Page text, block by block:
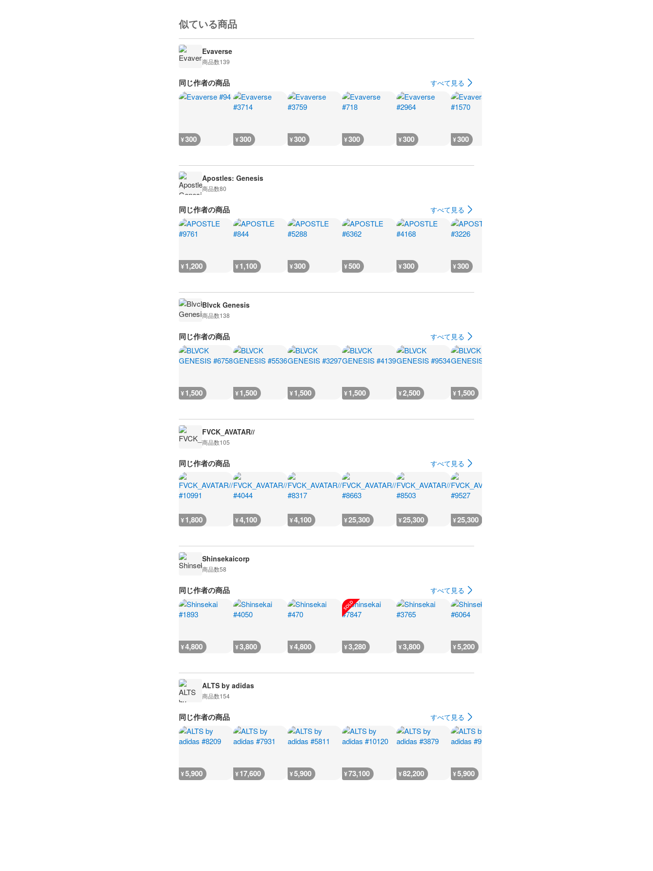
似ている商品
Evaverse
商品数139
同じ作者の商品 すべて見る
¥300 ¥300 ¥300 ¥300 ¥300 ¥300
Apostles: Genesis
商品数80
同じ作者の商品 すべて見る
¥1,200 ¥1,100 ¥300 ¥500 ¥300 ¥300
Blvck Genesis
商品数138
同じ作者の商品 すべて見る
¥1,500 ¥1,500 ¥1,500 ¥1,500 ¥2,500 ¥1,500
FVCK_AVATAR//
商品数105
同じ作者の商品 すべて見る
¥1,800 ¥4,100 ¥4,100 ¥25,300 ¥25,300 ¥25,300
Shinsekaicorp
商品数58
同じ作者の商品 すべて見る
¥4,800 ¥3,800 ¥4,800 ¥3,280 ¥3,800 ¥5,200
ALTS by adidas
商品数154
同じ作者の商品 すべて見る
¥5,900 ¥17,600 ¥5,900 ¥73,100 ¥82,200 ¥5,900